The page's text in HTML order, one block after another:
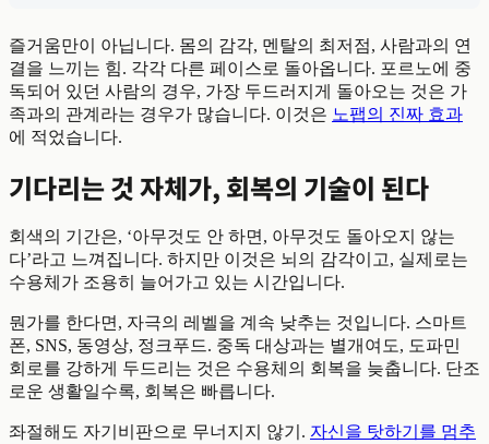
즐거움만이 아닙니다. 몸의 감각, 멘탈의 최저점, 사람과의 연
결을 느끼는 힘. 각각 다른 페이스로 돌아옵니다. 포르노에 중
독되어 있던 사람의 경우, 가장 두드러지게 돌아오는 것은 가
족과의 관계라는 경우가 많습니다. 이것은 노팹의 진짜 효과
에 적었습니다.
기다리는 것 자체가, 회복의 기술이 된다
회색의 기간은, ‘아무것도 안 하면, 아무것도 돌아오지 않는
다’라고 느껴집니다. 하지만 이것은 뇌의 감각이고, 실제로는
수용체가 조용히 늘어가고 있는 시간입니다.
뭔가를 한다면, 자극의 레벨을 계속 낮추는 것입니다. 스마트
폰, SNS, 동영상, 정크푸드. 중독 대상과는 별개여도, 도파민
회로를 강하게 두드리는 것은 수용체의 회복을 늦춥니다. 단조
로운 생활일수록, 회복은 빠릅니다.
좌절해도 자기비판으로 무너지지 않기. 자신을 탓하기를 멈추